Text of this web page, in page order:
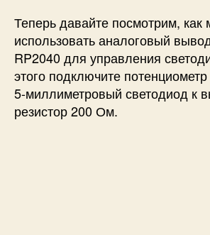
Теперь давайте посмотрим,
использовать аналоговый
RP2040 для управления
этого подключите
5-миллиметровый светодиод к
резистор 200 Ом.